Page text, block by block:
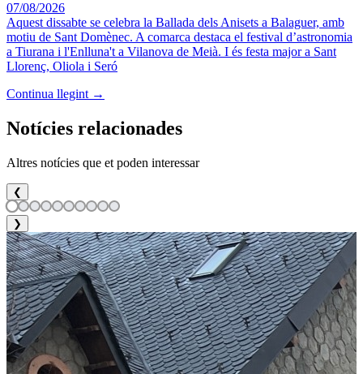
07/08/2026
Aquest dissabte se celebra la Ballada dels Anisets a Balaguer, amb
motiu de Sant Domènec. A comarca destaca el festival d’astronomia
a Tiurana i l'Enlluna't a Vilanova de Meià. I és festa major a Sant
Llorenç, Oliola i Seró
Continua llegint →
Notícies relacionades
Altres notícies que et poden interessar
❮
❯